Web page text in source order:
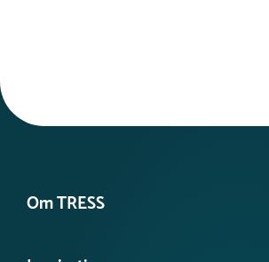
Om TRESS